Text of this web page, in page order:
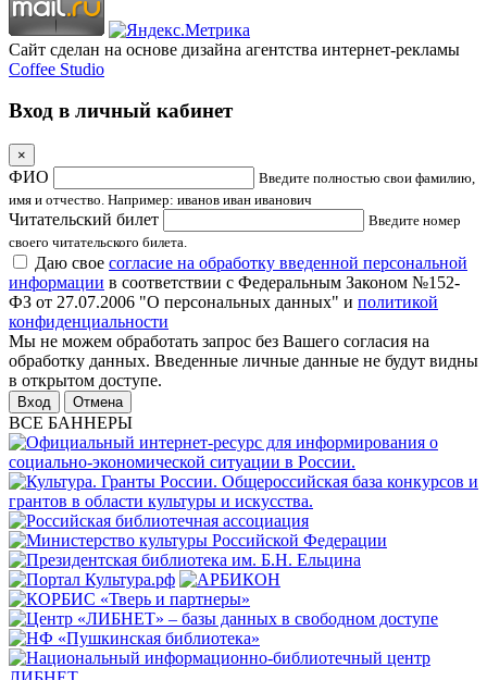
Сайт сделан на основе дизайна агентства интернет-рекламы
Coffee Studio
Вход в личный кабинет
×
ФИО
Введите полностью свои фамилию,
имя и отчество. Например: иванов иван иванович
Читательский билет
Введите номер
своего читательского билета.
Даю свое согласие на обработку введенной персональной
информации в соответствии с Федеральным Законом №152-
ФЗ от 27.07.2006 "О персональных данных" и политикой
конфиденциальности
Мы не можем обработать запрос без Вашего согласия на
обработку данных. Введенные личные данные не будут видны
в открытом доступе.
Отмена
ВСЕ БАННЕРЫ